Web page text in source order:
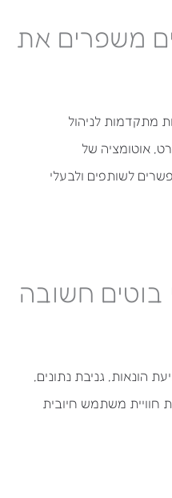
משפרים את
מתקדמות לניהול
אוטומציה של
לשותפים ולבעלי
בוטים חשובה
הונאות, גניבת נתונים,
חוויית משתמש חיובית